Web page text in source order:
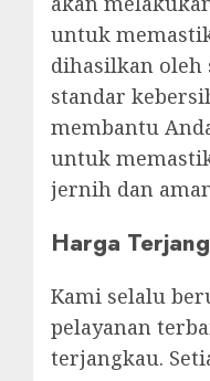
untuk
dihasilkan
standar
membantu
untuk
jernih dan
Harga
Kami selalu
pelayanan
terjangkau.